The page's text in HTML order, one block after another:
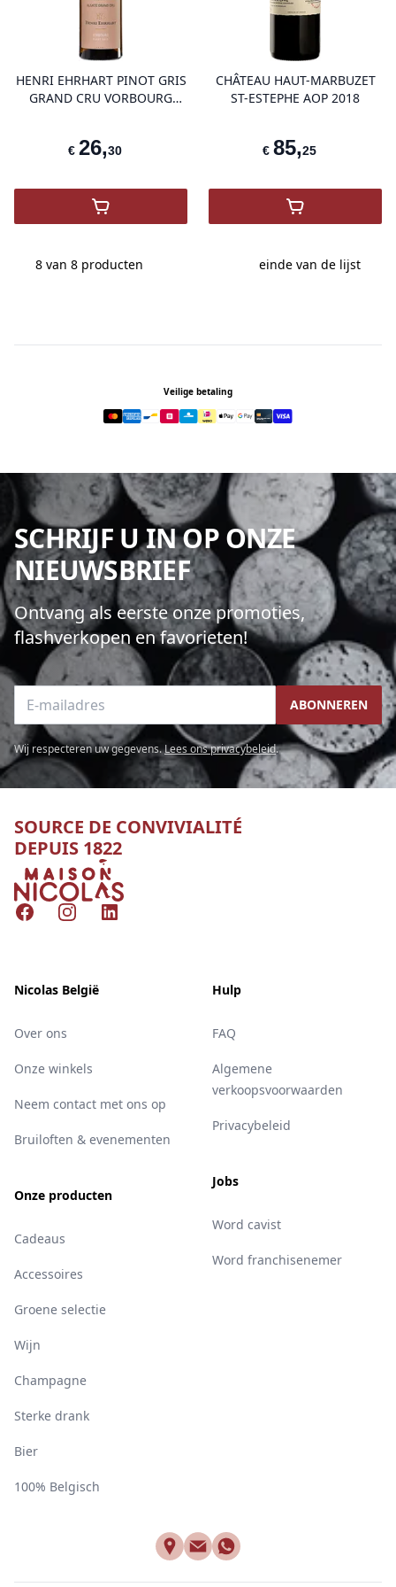
HENRI EHRHART PINOT GRIS
GRAND CRU VORBOURG
€ 26,30
product variant items in cart, view
,HENRI EHRHART PINOT GRIS GRAND
CHÂTEAU HAUT-MARBUZET
ST-ESTEPHE AOP 2018
€ 85,25
,CHÂTEAU
8 van 8 producten einde van de lijst
Veilige betaling
SCHRIJF U IN OP ONZE
NIEUWSBRIEF
Ontvang als eerste onze promoties,
flashverkopen en favorieten!
E-mailadres ABONNEREN
Wij respecteren uw gegevens.Lees ons privacybeleid.
SOURCE DE CONVIVIALITÉ
DEPUIS 1822
Nicolas
FacebookInstagramLinkedIn
Nicolas België
Over ons
Onze winkels
Neem contact met ons op
Bruiloften & evenementen
Onze producten
Cadeaus
Accessoires
Groene selectie
Wijn
Champagne
Sterke drank
Bier
100% Belgisch
Hulp
FAQ
Algemene
verkoopsvoorwaarden
Privacybeleid
Jobs
Word cavist
Word franchisenemer